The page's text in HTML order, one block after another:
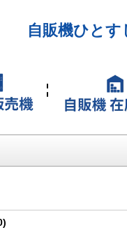
自販機ひと